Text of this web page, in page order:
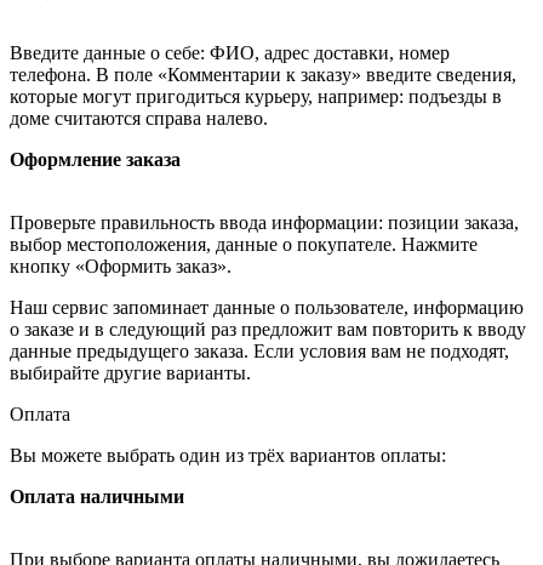
Введите данные о себе: ФИО, адрес доставки, номер
телефона. В поле «Комментарии к заказу» введите сведения,
которые могут пригодиться курьеру, например: подъезды в
доме считаются справа налево.
Оформление заказа
Проверьте правильность ввода информации: позиции заказа,
выбор местоположения, данные о покупателе. Нажмите
кнопку «Оформить заказ».
Наш сервис запоминает данные о пользователе, информацию
о заказе и в следующий раз предложит вам повторить к вводу
данные предыдущего заказа. Если условия вам не подходят,
выбирайте другие варианты.
Оплата
Вы можете выбрать один из трёх вариантов оплаты:
Оплата наличными
При выборе варианта оплаты наличными, вы дожидаетесь